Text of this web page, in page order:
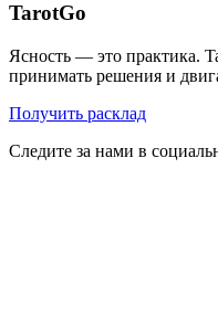
TarotGo
Ясность — это практика.
принимать решения и
Получить расклад
Следите за нами в